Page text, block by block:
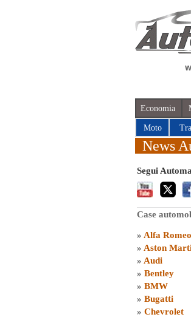
Economia
Moto
News
Segui
Case
» Alfa Romeo
» Aston
» Audi
» Bentley
» BMW
» Bugatti
» Chevrolet